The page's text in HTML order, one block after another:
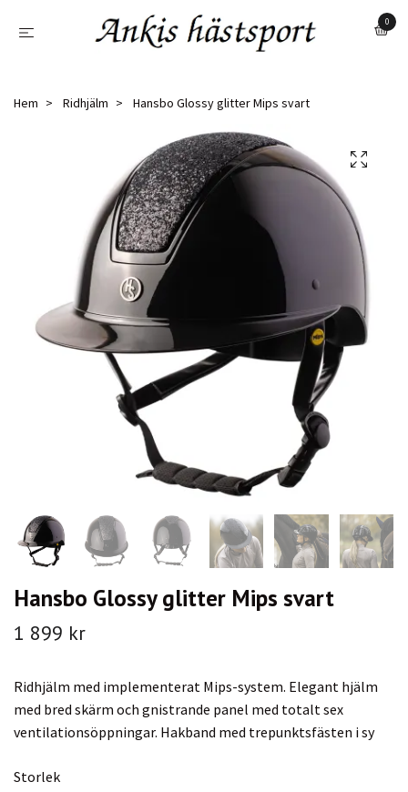
0
Hem Ridhjälm Hansbo Glossy glitter Mips svart
Hansbo Glossy glitter Mips svart
1 899 kr
Ridhjälm med implementerat Mips-system. Elegant hjälm
med bred skärm och gnistrande panel med totalt sex
ventilationsöppningar. Hakband med trepunktsfästen i sy
Storlek